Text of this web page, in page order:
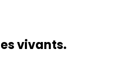
vivants.